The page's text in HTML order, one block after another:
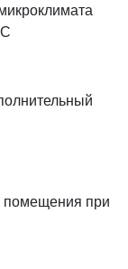
помещения при